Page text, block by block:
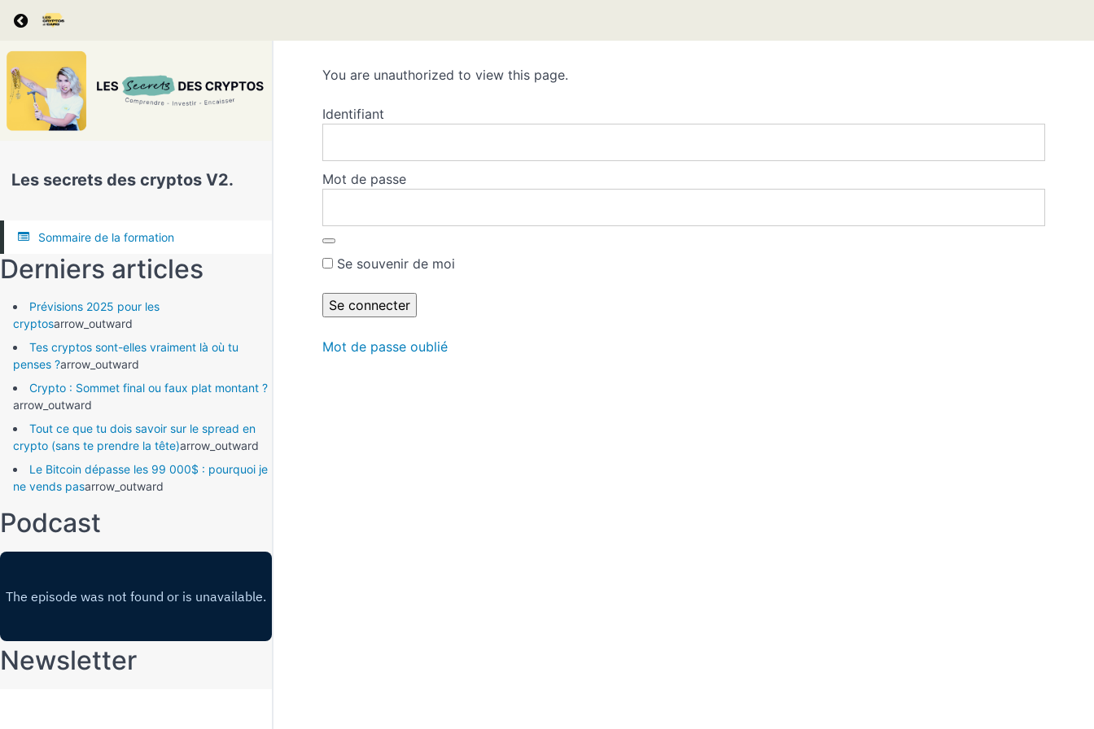
Return to all formations
Les secrets des cryptos V2.
Sommaire de la formation
Derniers articles
Prévisions 2025 pour les
cryptosarrow_outward
Tes cryptos sont-elles vraiment là où tu
penses ?arrow_outward
Crypto : Sommet final ou faux plat montant ?
arrow_outward
Tout ce que tu dois savoir sur le spread en
crypto (sans te prendre la tête)arrow_outward
Le Bitcoin dépasse les 99 000$ : pourquoi je
ne vends pasarrow_outward
Podcast
Newsletter
You are unauthorized to view this page.
Identifiant
Mot de passe
Se souvenir de moi
Mot de passe oublié